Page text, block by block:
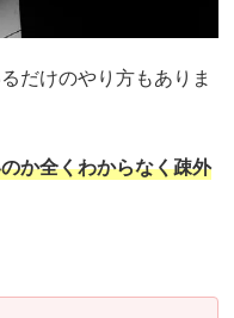
だけのやり方もありま
か全くわからなく疎外